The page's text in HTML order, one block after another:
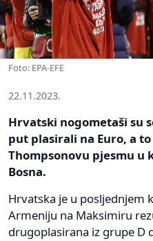
Foto: EPA-EFE
22.11.2023.
Hrvatski nogometaši su
put plasirali na Euro, a
Thompsonovu pjesmu u
Bosna.
Hrvatska je u posljednjem
Armeniju na Maksimiru
drugoplasirana iz grupe D